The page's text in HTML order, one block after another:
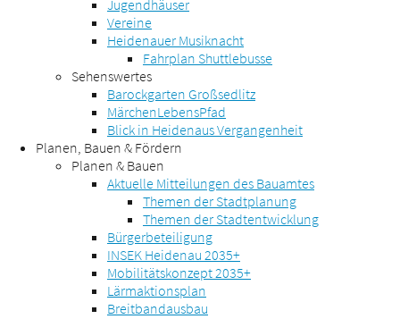
Jugendhäuser
Vereine
Heidenauer Musiknacht
Fahrplan Shuttlebusse
Sehenswertes
Barockgarten Großsedlitz
MärchenLebensPfad
Blick in Heidenaus Vergangenheit
Planen, Bauen & Fördern
Planen & Bauen
Aktuelle Mitteilungen des Bauamtes
Themen der Stadtplanung
Themen der Stadtentwicklung
Bürgerbeteiligung
INSEK Heidenau 2035+
Mobilitätskonzept 2035+
Lärmaktionsplan
Breitbandausbau